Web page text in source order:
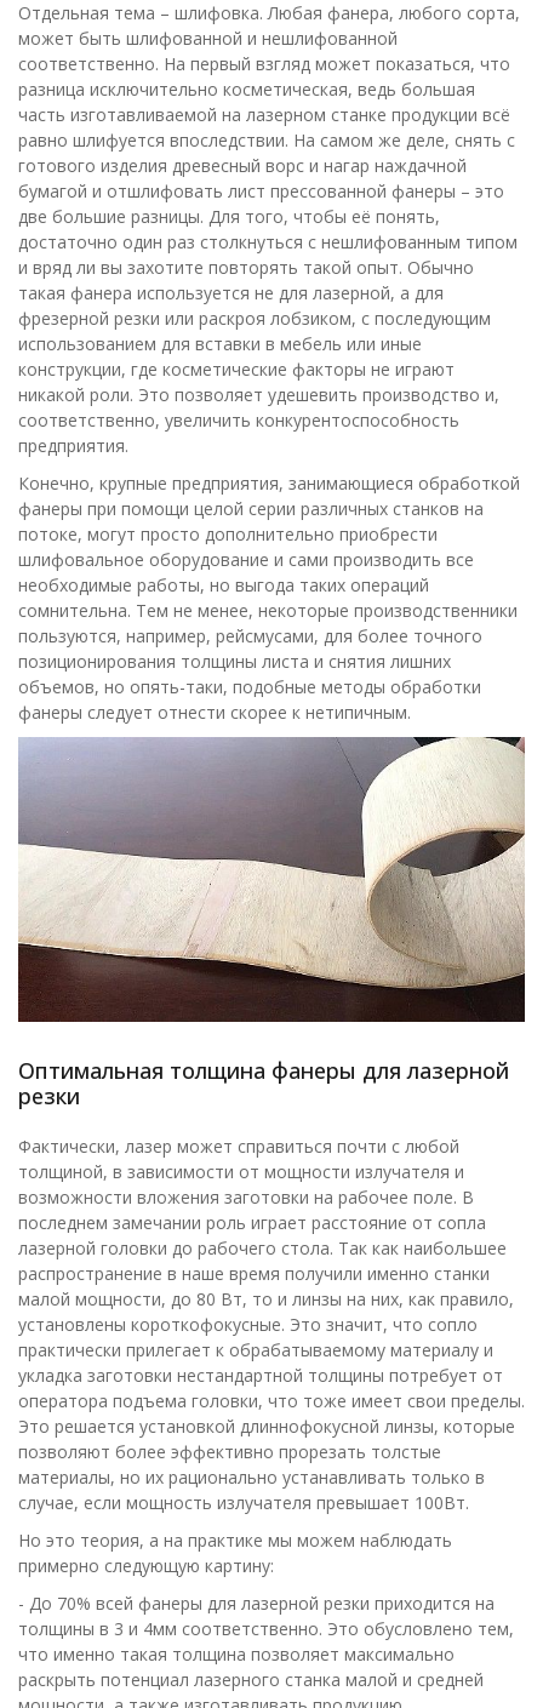
Отдельная тема – шлифовка. Любая фанера, любого сорта,
может быть шлифованной и нешлифованной
соответственно. На первый взгляд может показаться, что
разница исключительно косметическая, ведь большая
часть изготавливаемой на лазерном станке продукции всё
равно шлифуется впоследствии. На самом же деле, снять с
готового изделия древесный ворс и нагар наждачной
бумагой и отшлифовать лист прессованной фанеры – это
две большие разницы. Для того, чтобы её понять,
достаточно один раз столкнуться с нешлифованным типом
и вряд ли вы захотите повторять такой опыт. Обычно
такая фанера используется не для лазерной, а для
фрезерной резки или раскроя лобзиком, с последующим
использованием для вставки в мебель или иные
конструкции, где косметические факторы не играют
никакой роли. Это позволяет удешевить производство и,
соответственно, увеличить конкурентоспособность
предприятия.
Конечно, крупные предприятия, занимающиеся обработкой
фанеры при помощи целой серии различных станков на
потоке, могут просто дополнительно приобрести
шлифовальное оборудование и сами производить все
необходимые работы, но выгода таких операций
сомнительна. Тем не менее, некоторые производственники
пользуются, например, рейсмусами, для более точного
позиционирования толщины листа и снятия лишних
объемов, но опять-таки, подобные методы обработки
фанеры следует отнести скорее к нетипичным.
Оптимальная толщина фанеры для лазерной
резки
Фактически, лазер может справиться почти с любой
толщиной, в зависимости от мощности излучателя и
возможности вложения заготовки на рабочее поле. В
последнем замечании роль играет расстояние от сопла
лазерной головки до рабочего стола. Так как наибольшее
распространение в наше время получили именно станки
малой мощности, до 80 Вт, то и линзы на них, как правило,
установлены короткофокусные. Это значит, что сопло
практически прилегает к обрабатываемому материалу и
укладка заготовки нестандартной толщины потребует от
оператора подъема головки, что тоже имеет свои пределы.
Это решается установкой длиннофокусной линзы, которые
позволяют более эффективно прорезать толстые
материалы, но их рационально устанавливать только в
случае, если мощность излучателя превышает 100Вт.
Но это теория, а на практике мы можем наблюдать
примерно следующую картину:
- До 70% всей фанеры для лазерной резки приходится на
толщины в 3 и 4мм соответственно. Это обусловлено тем,
что именно такая толщина позволяет максимально
раскрыть потенциал лазерного станка малой и средней